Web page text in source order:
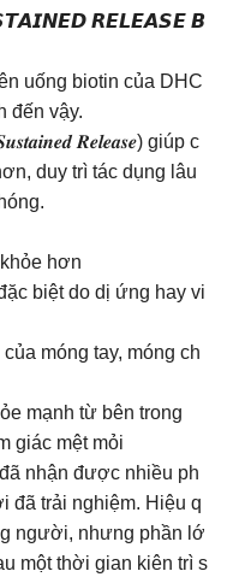
𝙍𝙀𝙇𝙀𝘼𝙎𝙀 𝘽
uống biotin của DHC
đến vậy.
𝑹𝒆𝒍𝒆𝒂𝒔𝒆) giúp c
duy trì tác dụng lâu
hơn
biệt do dị ứng hay vi
móng tay, móng ch
mạnh từ bên trong
giác mệt mỏi
đã nhận được nhiều ph
đã trải nghiệm. Hiệu q
người, nhưng phần lớ
một thời gian kiên trì s